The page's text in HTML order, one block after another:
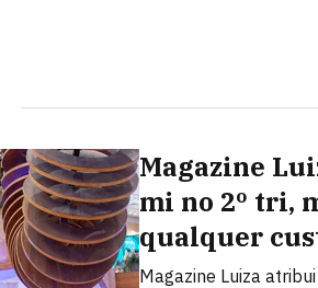
Magazine
mi no 2º tri,
qualquer
Magazine Luiza